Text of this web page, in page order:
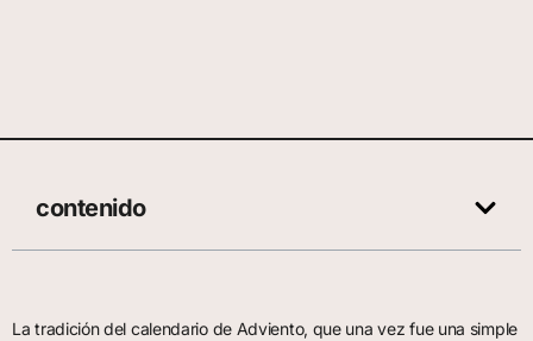
contenido
La tradición del calendario de Adviento, que una vez fue una simple